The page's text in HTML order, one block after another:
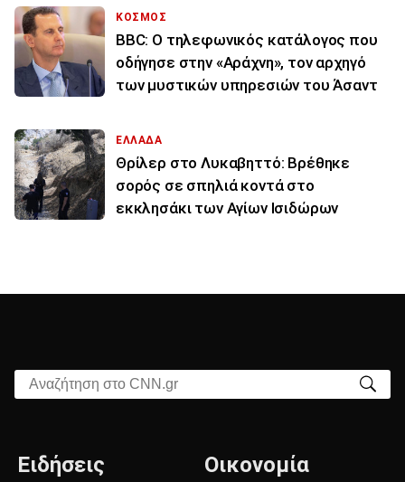
ΚΟΣΜΟΣ
BBC: Ο τηλεφωνικός κατάλογος που
οδήγησε στην «Αράχνη», τον αρχηγό
των μυστικών υπηρεσιών του Άσαντ
ΕΛΛΑΔΑ
Θρίλερ στο Λυκαβηττό: Βρέθηκε
σορός σε σπηλιά κοντά στο
εκκλησάκι των Αγίων Ισιδώρων
Αναζήτηση στο CNN.gr
Ειδήσεις Οικονομία